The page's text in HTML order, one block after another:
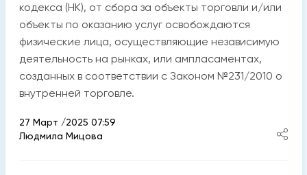
кодекса (НК), от сбора за объекты торговли и/или
объекты по оказанию услуг освобождаются
физические лица, осуществляющие независимую
деятельность на рынках, или ампласаментах,
созданных в соответствии с Законом №231/2010 о
внутренней торговле.
27 Март /2025 07:59
Людмила Мицова